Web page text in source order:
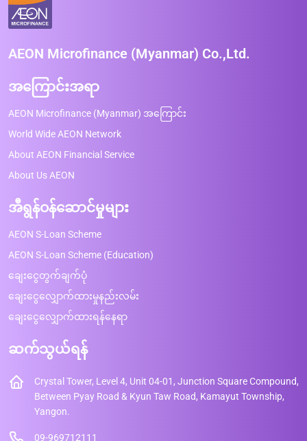
AEON Microfinance (Myanmar) Co.,Ltd.
အကြောင်းအရာ
AEON Microfinance (Myanmar) အကြောင်း
World Wide AEON Network
About AEON Financial Service
About Us AEON
အီရွန်ဝန်ဆောင်မှုများ
AEON S-Loan Scheme
AEON S-Loan Scheme (Education)
ချေးငွေတွက်ချက်ပုံ
ချေးငွေလျှောက်ထားမှုနည်းလမ်း
ချေးငွေလျှောက်ထားရန်နေရာ
ဆက်သွယ်ရန်
Crystal Tower, Level 4, Unit 04-01, Junction Square Compound,
Between Pyay Road & Kyun Taw Road, Kamayut Township,
Yangon.
09-969712111